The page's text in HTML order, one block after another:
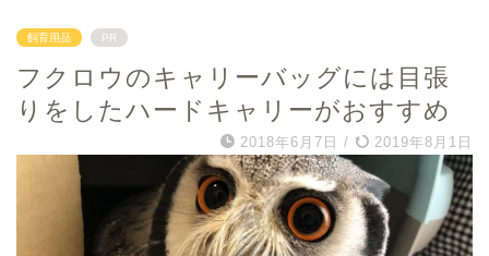
飼育用品 PR
フクロウのキャリーバッグには目張
りをしたハードキャリーがおすすめ
2018年6月7日 / 2019年8月1日